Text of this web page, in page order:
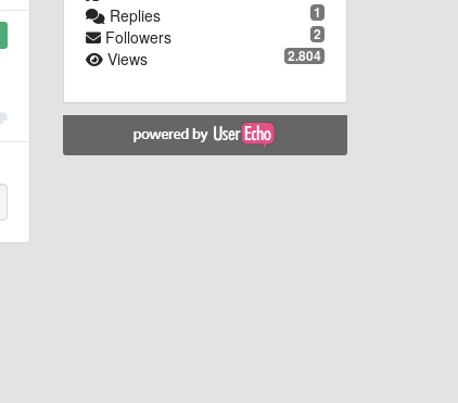
1
Replies
2
Followers
2.804
Views